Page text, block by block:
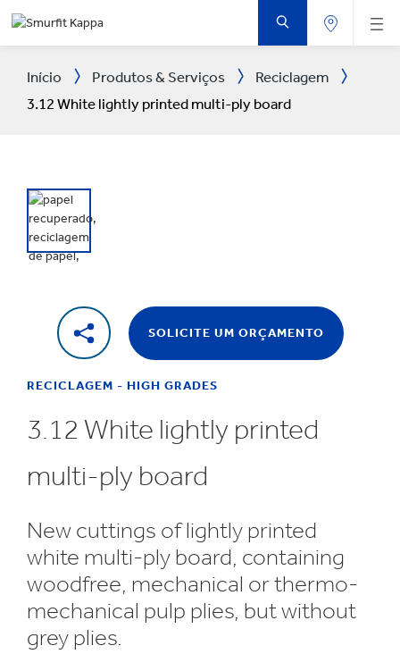
PARA
PRINCIPAL
Início Produtos & Serviços
Reciclagem
3.12 White lightly printed multi-ply board
SOLICITE UM ORÇAMENTO
RECICLAGEM - HIGH GRADES
3.12 White lightly printed
multi-ply board
New cuttings of lightly printed
white multi-ply board, containing
woodfree, mechanical or thermo-
mechanical pulp plies, but without
grey plies.